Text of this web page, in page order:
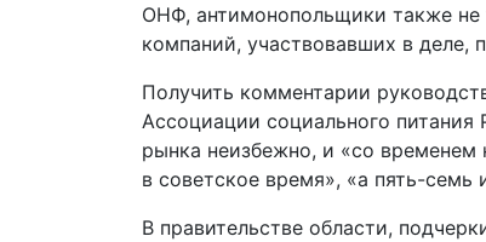
ОНФ, антимонопольщики также не
компаний, участвовавших в деле,
Получить комментарии
Ассоциации социального питания
рынка неизбежно, и «со временем
в советское время», «а пять-
В правительстве области,